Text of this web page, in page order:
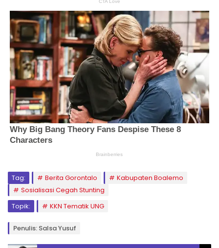
Tag: Berita Gorontalo
Kabupaten Boalemo
Sosialisasi Cegah Stunting
Topik:
KKN Tematik UNG
Penulis: Salsa Yusuf